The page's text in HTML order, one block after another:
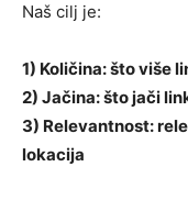
Naš cilj je:
1) Količina: što više
2) Jačina: što jači
3) Relevantnost:
lokacija